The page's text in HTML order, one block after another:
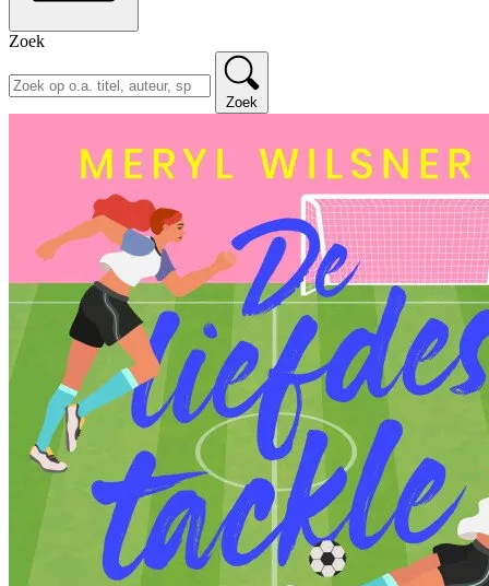
Zoek
Zoek